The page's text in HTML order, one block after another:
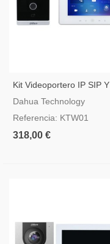
Kit Videoportero IP SIP Y
WIFI Dahua KTW01
Dahua Technology
Referencia: KTW01
318,00 €